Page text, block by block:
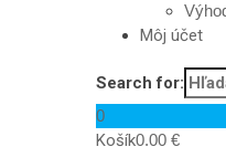
Môj účet
Search for:
0
Košík0.00 €